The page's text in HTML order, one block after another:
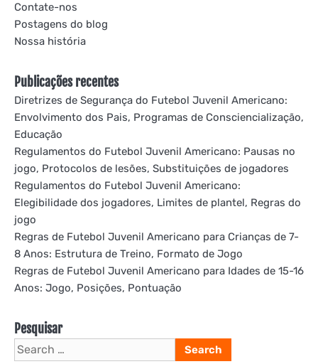
Contate-nos
Postagens do blog
Nossa história
Publicações recentes
Diretrizes de Segurança do Futebol Juvenil Americano:
Envolvimento dos Pais, Programas de Consciencialização,
Educação
Regulamentos do Futebol Juvenil Americano: Pausas no
jogo, Protocolos de lesões, Substituições de jogadores
Regulamentos do Futebol Juvenil Americano:
Elegibilidade dos jogadores, Limites de plantel, Regras do
jogo
Regras de Futebol Juvenil Americano para Crianças de 7-
8 Anos: Estrutura de Treino, Formato de Jogo
Regras de Futebol Juvenil Americano para Idades de 15-16
Anos: Jogo, Posições, Pontuação
Pesquisar
Search